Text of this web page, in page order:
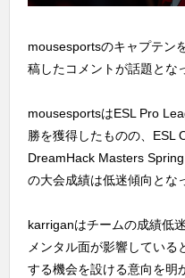
mousesportsのキャプテン
稿したコメントが話題とな
mousesportsはESL Pro
勝を獲得したものの、ESL
DreamHack Masters
の大会成績は低迷傾向とな
karriganはチームの成績低
メンタル面が影響している
する機会を設ける意向を明